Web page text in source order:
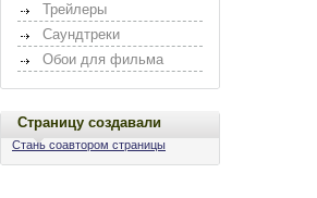
Трейлеры
Саундтреки
Обои для фильма
Страницу создавали
Стань соавтором страницы